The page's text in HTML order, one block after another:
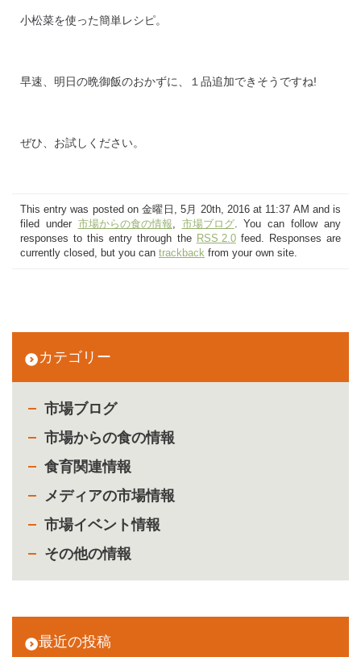
カテゴリー
市場ブログ
市場からの食の情報
食育関連情報
メディアの市場情報
市場イベント情報
その他の情報
最近の投稿
小松菜を使った簡単レシピ。
早速、明日の晩御飯のおかずに、１品追加できそうですね!
ぜひ、お試しください。
This entry was posted on 金曜日, 5月 20th, 2016 at 11:37 AM and is
filed under 市場からの食の情報 市場ブログ. You can follow any
responses to this entry through the RSS 2.0feed. Responses are
currently closed, but you can trackback from your own site.